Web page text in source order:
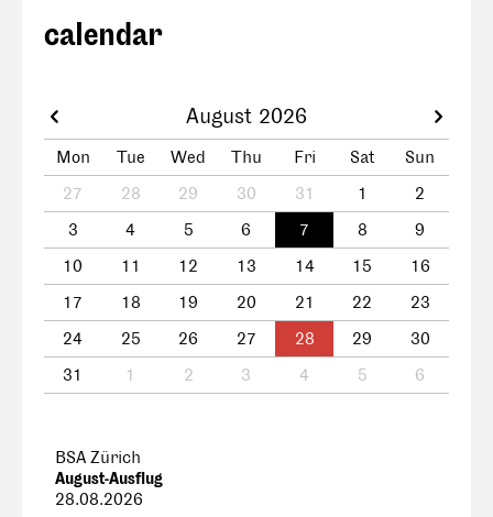
calendar
August 2026
Mon Tue Wed Thu Fri Sat
Sun
27
28 29 30 31 1
2
3
4 5 6 7 8
9
10
11 12 13 14 15
16
17
18 19 20 21 22
23
24
25 26 27 28 29
30
31
1 2 3 4 5 6
BSA Zürich
August-Ausflug
28.08.2026